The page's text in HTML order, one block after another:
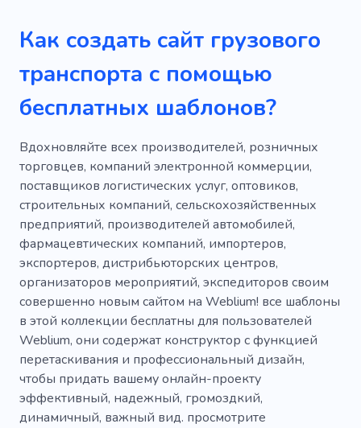
Курьерские услуги
Курьер
Экспедиционное агентство
Доставка
по электронной почте
Почтовая служба
Дистрибьютор
Состав
Прокат
Хранение
Дверь
Доставка пищи
Агент доставки
Упаковка
Электронная коммерция
Служба доставки
Экспресс доставка
Обслуживание доставкой
Покупка
Чрезвычайная ситуация
Грузовик
Доставить
Содержание
Коробка
Посторонние
Отслеживание
Система
Как создать сайт грузового
транспорта с помощью
бесплатных шаблонов?
Вдохновляйте всех производителей, розничных
торговцев, компаний электронной коммерции,
поставщиков логистических услуг, оптовиков,
строительных компаний, сельскохозяйственных
предприятий, производителей автомобилей,
фармацевтических компаний, импортеров,
экспортеров, дистрибьюторских центров,
организаторов мероприятий, экспедиторов своим
совершенно новым сайтом на Weblium! все шаблоны
в этой коллекции бесплатны для пользователей
Weblium, они содержат конструктор с функцией
перетаскивания и профессиональный дизайн,
чтобы придать вашему онлайн-проекту
эффективный, надежный, громоздкий,
динамичный, важный вид. просмотрите